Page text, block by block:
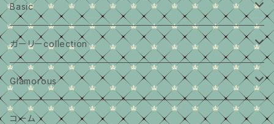
Basic
大きいサイズ
middleサイズ
小さめサイズ
ガーリーcollection
大きいサイズ
middleサイズ
Glamorous
大きいサイズ
コーム